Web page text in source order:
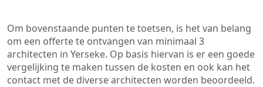
Om bovenstaande punten te toetsen, is het van belang
om een offerte te ontvangen van minimaal 3
architecten in Yerseke. Op basis hiervan is er een goede
vergelijking te maken tussen de kosten en ook kan het
contact met de diverse architecten worden beoordeeld.